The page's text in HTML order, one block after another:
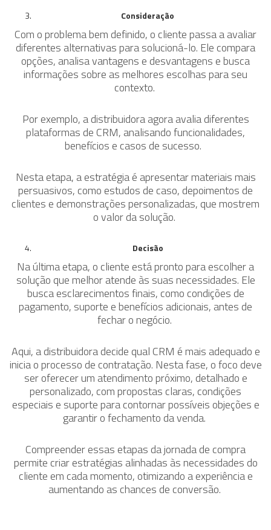
Consideração
Com o problema bem definido, o cliente passa a avaliar
diferentes alternativas para solucioná-lo. Ele compara
opções, analisa vantagens e desvantagens e busca
informações sobre as melhores escolhas para seu
contexto.
Por exemplo, a distribuidora agora avalia diferentes
plataformas de CRM, analisando funcionalidades,
benefícios e casos de sucesso.
Nesta etapa, a estratégia é apresentar materiais mais
persuasivos, como estudos de caso, depoimentos de
clientes e demonstrações personalizadas, que mostrem
o valor da solução.
Decisão
Na última etapa, o cliente está pronto para escolher a
solução que melhor atende às suas necessidades. Ele
busca esclarecimentos finais, como condições de
pagamento, suporte e benefícios adicionais, antes de
fechar o negócio.
Aqui, a distribuidora decide qual CRM é mais adequado e
inicia o processo de contratação. Nesta fase, o foco deve
ser oferecer um atendimento próximo, detalhado e
personalizado, com propostas claras, condições
especiais e suporte para contornar possíveis objeções e
garantir o fechamento da venda.
Compreender essas etapas da jornada de compra
permite criar estratégias alinhadas às necessidades do
cliente em cada momento, otimizando a experiência e
aumentando as chances de conversão.